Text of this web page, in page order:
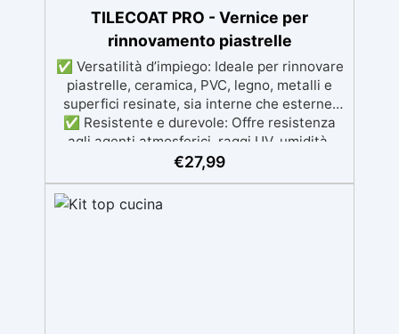
Asciugatura rapida: già calpestabile il giorno
successivo
TILECOAT PRO - Vernice per
rinnovamento piastrelle
✅ Versatilità d’impiego: Ideale per rinnovare
piastrelle, ceramica, PVC, legno, metalli e
superfici resinate, sia interne che esterne.
✅ Resistente e durevole: Offre resistenza
agli agenti atmosferici, raggi UV, umidità,
abrasione e detergenti aggressivi. ✅
Disponibile in colori RAL e NCS su richiesta,
con una finitura traspirante e resistente. ✅
€27,99